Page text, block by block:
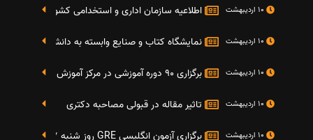
اطلاعیه سازمان اداری و استخدامی کشور در خصوص
نمایشگاه کتاب و صنایع وابسته به دانشگاه صنعتی شریف 4 الی 8 مهر
برگزاری 90 دوره آموزشی در مرکز آموزش فرهنگی دانشگاه علامه
تاثیر مقاله در قبولی مصاحبه دکتری
برگزاری آزمون انگلیسی GRE روز شنبه 27 شهریور(مقارن با 17 سپتامبر 2016)